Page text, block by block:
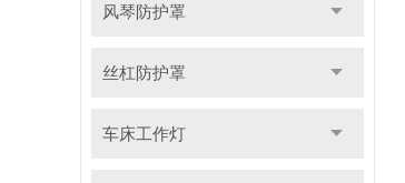
风琴防护罩
丝杠防护罩
车床工作灯